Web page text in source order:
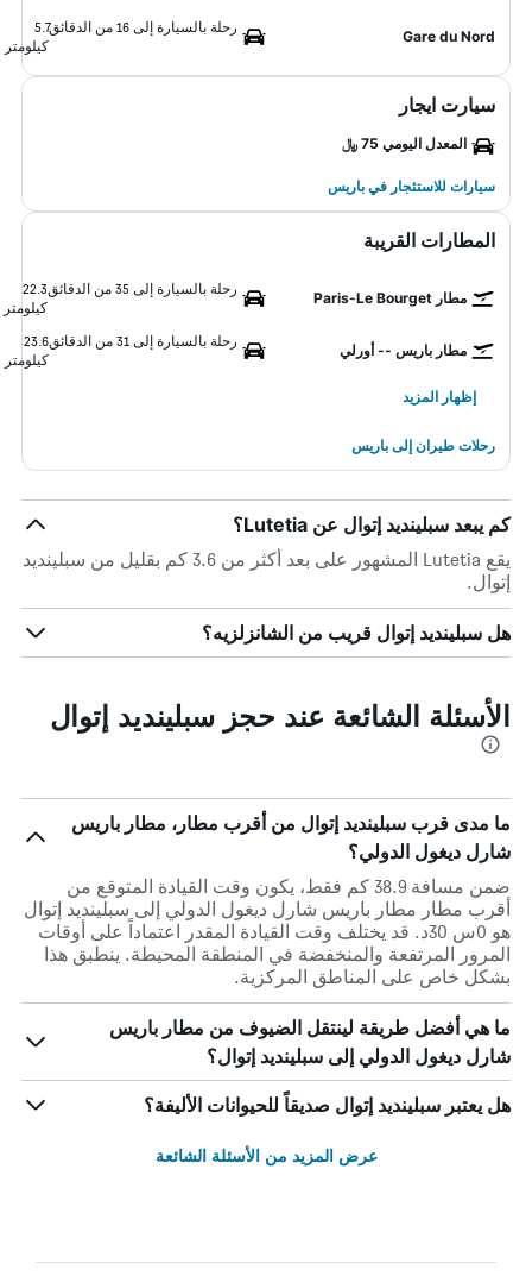
Gare du Nord
رحلة بالسيارة إلى 16 من الدقائق
5.7
كيلومتر
سيارت ايجار
المعدل اليومي 75 ﷼
سيارات للاستئجار في باريس
المطارات القريبة
مطار Paris-Le Bourget
رحلة بالسيارة إلى 35 من الدقائق
22.3
كيلومتر
مطار باريس -- أورلي
رحلة بالسيارة إلى 31 من الدقائق
23.6
كيلومتر
إظهار المزيد
رحلات طيران إلى باريس
كم يبعد سبلينديد إتوال عن Lutetia؟
يقع Lutetia المشهور على بعد أكثر من 3.6 كم بقليل من سبلينديد
إتوال.
هل سبلينديد إتوال قريب من الشانزلزيه؟
الأسئلة الشائعة عند حجز سبلينديد إتوال
ما مدى قرب سبلينديد إتوال من أقرب مطار، مطار باريس
شارل ديغول الدولي؟
ضمن مسافة 38.9 كم فقط، يكون وقت القيادة المتوقع من
أقرب مطار مطار باريس شارل ديغول الدولي إلى سبلينديد إتوال
هو 0س 30د. قد يختلف وقت القيادة المقدر اعتماداً على أوقات
المرور المرتفعة والمنخفضة في المنطقة المحيطة. ينطبق هذا
بشكل خاص على المناطق المركزية.
ما هي أفضل طريقة لينتقل الضيوف من مطار باريس
شارل ديغول الدولي إلى سبلينديد إتوال؟
هل يعتبر سبلينديد إتوال صديقاً للحيوانات الأليفة؟
عرض المزيد من الأسئلة الشائعة